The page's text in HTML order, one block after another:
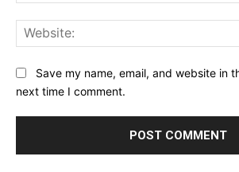
Save my name, email, and website in
next time I comment.